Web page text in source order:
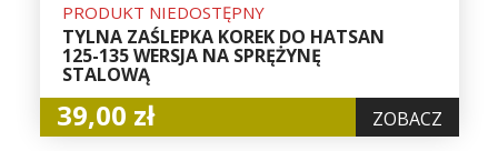
PRODUKT NIEDOSTĘPNY
TYLNA ZAŚLEPKA KOREK DO HATSAN
125-135 WERSJA NA SPRĘŻYNĘ
STALOWĄ
39,00 zł ZOBACZ